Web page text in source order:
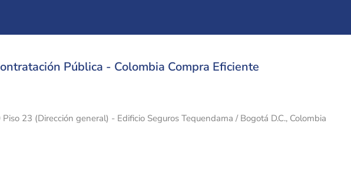
Pública - Colombia Compra Eficiente
23 (Dirección general) - Edificio Seguros Tequendama / Bogotá D.C., Colombia